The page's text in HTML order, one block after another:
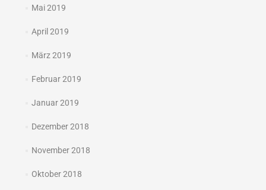
Mai 2019
April 2019
März 2019
Februar 2019
Januar 2019
Dezember 2018
November 2018
Oktober 2018